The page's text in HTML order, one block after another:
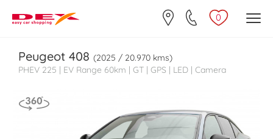
0
Peugeot 408 (2025 / 20.970 kms)
PHEV 225 | EV Range 60km | GT | GPS | LED | Camera